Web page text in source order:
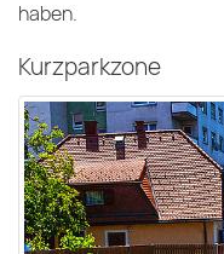
haben.
Kurzparkzone